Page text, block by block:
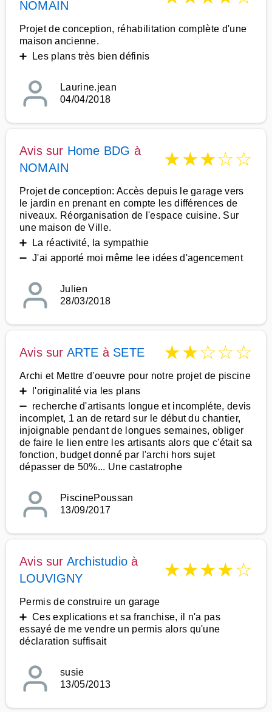
NOMAIN
Projet de conception, réhabilitation complète d'une
maison ancienne.
➕ Les plans très bien définis
Laurine.jean
04/04/2018
Avis sur Home BDG à
NOMAIN
★★★☆☆
Projet de conception: Accès depuis le garage vers
le jardin en prenant en compte les différences de
niveaux. Réorganisation de l'espace cuisine. Sur
une maison de Ville.
➕ La réactivité, la sympathie
➖ J'ai apporté moi même lee idées d'agencement
Julien
28/03/2018
Avis sur ARTE à SETE ★★☆☆☆
Archi et Mettre d'oeuvre pour notre projet de piscine
➕ l'originalité via les plans
➖ recherche d'artisants longue et incompléte, devis
incomplet, 1 an de retard sur le début du chantier,
injoignable pendant de longues semaines, obliger
de faire le lien entre les artisants alors que c'était sa
fonction, budget donné par l'archi hors sujet
dépasser de 50%... Une castatrophe
PiscinePoussan
13/09/2017
Avis sur Archistudio à
LOUVIGNY
★★★★☆
Permis de construire un garage
➕ Ces explications et sa franchise, il n'a pas
essayé de me vendre un permis alors qu'une
déclaration suffisait
susie
13/05/2013